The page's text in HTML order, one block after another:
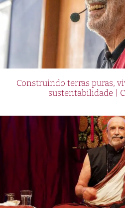
Construindo terras puras,
sustentabilidade |